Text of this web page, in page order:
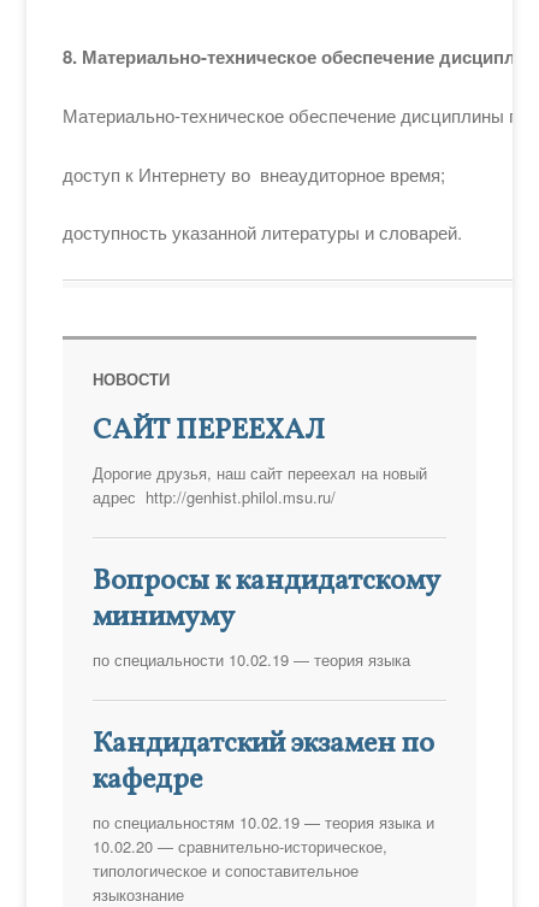
8. Материально-техническоеобеспечение
Материально-техническое обеспечение дисциплины
доступ к Интернету во внеаудиторное время;
доступность указанной литературы и словарей.
НОВОСТИ
САЙТ ПЕРЕЕХАЛ
Дорогие друзья, наш сайт переехал на новый
адрес http://genhist.philol.msu.ru/
Вопросы к кандидатскому
минимуму
по специальности 10.02.19 — теория языка
Кандидатский экзамен по
кафедре
по специальностям 10.02.19 — теория языка и
10.02.20 — сравнительно-историческое,
типологическое и сопоставительное
языкознание